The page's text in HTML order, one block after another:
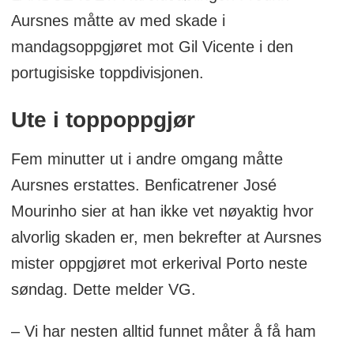
Aursnes måtte av med skade i
mandagsoppgjøret mot Gil Vicente i den
portugisiske toppdivisjonen.
Ute i toppoppgjør
Fem minutter ut i andre omgang måtte
Aursnes erstattes. Benficatrener José
Mourinho sier at han ikke vet nøyaktig hvor
alvorlig skaden er, men bekrefter at Aursnes
mister oppgjøret mot erkerival Porto neste
søndag. Dette melder VG.
– Vi har nesten alltid funnet måter å få ham